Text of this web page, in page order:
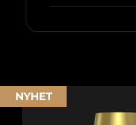
NYHET